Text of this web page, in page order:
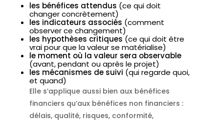
les bénéfices attendus (ce qui doit
changer concrètement)
les indicateurs associés (comment
observer ce changement)
les hypothèses critiques (ce qui doit être
vrai pour que la valeur se matérialise)
le moment où la valeur sera observable
(avant, pendant ou après le projet)
les mécanismes de suivi (qui regarde quoi,
et quand)
Elle s’applique aussi bien aux bénéfices
financiers qu’aux bénéfices non financiers :
délais, qualité, risques, conformité,